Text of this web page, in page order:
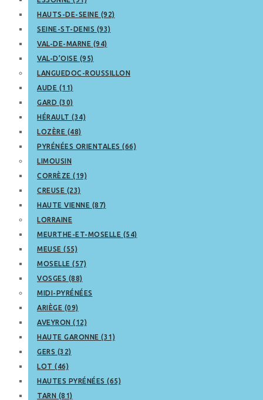
HAUTS-DE-SEINE (92)
SEINE-ST-DENIS (93)
VAL-DE-MARNE (94)
VAL-D’OISE (95)
LANGUEDOC-ROUSSILLON
AUDE (11)
GARD (30)
HÉRAULT (34)
LOZÈRE (48)
PYRÉNÉES ORIENTALES (66)
LIMOUSIN
CORRÈZE (19)
CREUSE (23)
HAUTE VIENNE (87)
LORRAINE
MEURTHE-ET-MOSELLE (54)
MEUSE (55)
MOSELLE (57)
VOSGES (88)
MIDI-PYRÉNÉES
ARIÈGE (09)
AVEYRON (12)
HAUTE GARONNE (31)
GERS (32)
LOT (46)
HAUTES PYRÉNÉES (65)
TARN (81)